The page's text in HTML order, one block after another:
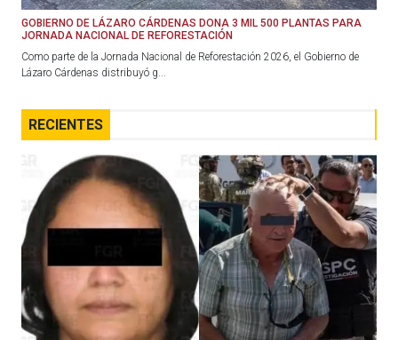
GOBIERNO DE LÁZARO CÁRDENAS DONA 3 MIL 500 PLANTAS PARA
JORNADA NACIONAL DE REFORESTACIÓN
Como parte de la Jornada Nacional de Reforestación 2026, el Gobierno de
Lázaro Cárdenas distribuyó g...
RECIENTES